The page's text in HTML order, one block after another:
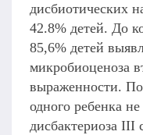
дисбиотических
42.8% детей. До
85,6% детей
микробиоценоза
выраженности.
одного ребенка
дисбактериоза III